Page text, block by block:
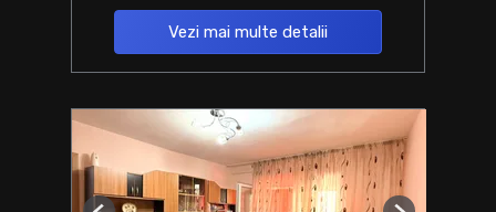
Vezi mai multe detalii